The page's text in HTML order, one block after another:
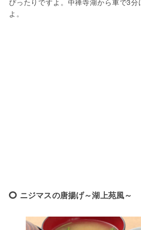
ぴったりですよ。中禅寺湖から車で3
よ。
ニジマスの唐揚げ～湖上苑風～